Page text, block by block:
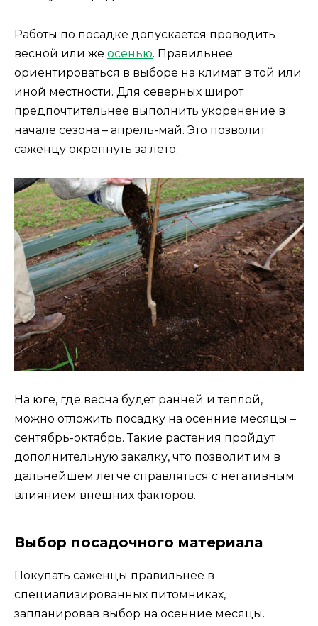
Работы по посадке допускается проводить
весной или же осенью. Правильнее
ориентироваться в выборе на климат в той или
иной местности. Для северных широт
предпочтительнее выполнить укоренение в
начале сезона – апрель-май. Это позволит
саженцу окрепнуть за лето.
На юге, где весна будет ранней и теплой,
можно отложить посадку на осенние месяцы –
сентябрь-октябрь. Такие растения пройдут
дополнительную закалку, что позволит им в
дальнейшем легче справляться с негативным
влиянием внешних факторов.
Выбор посадочного материала
Покупать саженцы правильнее в
специализированных питомниках,
запланировав выбор на осенние месяцы.